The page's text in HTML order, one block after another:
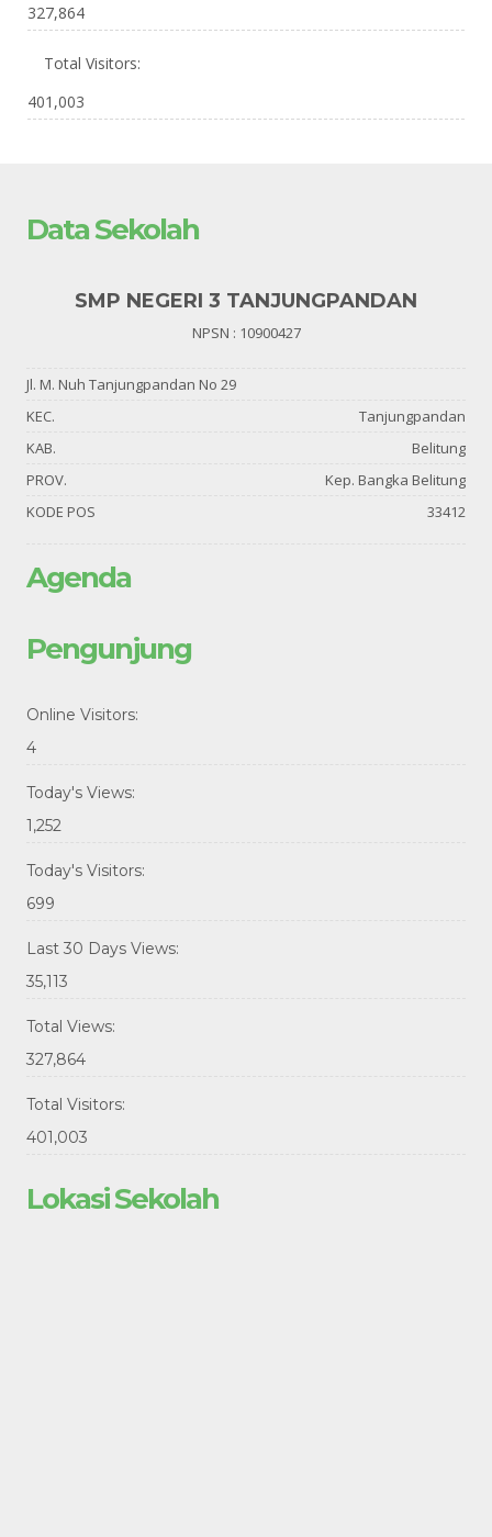
327,864
Total Visitors:
401,003
Data Sekolah
SMP NEGERI 3 TANJUNGPANDAN
NPSN : 10900427
Jl. M. Nuh Tanjungpandan No 29
KEC.
Tanjungpandan
KAB.
Belitung
PROV.
Kep. Bangka Belitung
KODE POS
33412
Agenda
Pengunjung
Online Visitors:
4
Today's Views:
1,252
Today's Visitors:
699
Last 30 Days Views:
35,113
Total Views:
327,864
Total Visitors:
401,003
Lokasi Sekolah